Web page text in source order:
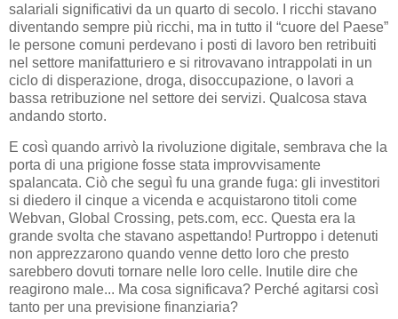
salariali significativi da un quarto di secolo. I ricchi stavano
diventando sempre più ricchi, ma in tutto il “cuore del Paese”
le persone comuni perdevano i posti di lavoro ben retribuiti
nel settore manifatturiero e si ritrovavano intrappolati in un
ciclo di disperazione, droga, disoccupazione, o lavori a
bassa retribuzione nel settore dei servizi. Qualcosa stava
andando storto.
E così quando arrivò la rivoluzione digitale, sembrava che la
porta di una prigione fosse stata improvvisamente
spalancata. Ciò che seguì fu una grande fuga: gli investitori
si diedero il cinque a vicenda e acquistarono titoli come
Webvan, Global Crossing, pets.com, ecc. Questa era la
grande svolta che stavano aspettando! Purtroppo i detenuti
non apprezzarono quando venne detto loro che presto
sarebbero dovuti tornare nelle loro celle. Inutile dire che
reagirono male... Ma cosa significava? Perché agitarsi così
tanto per una previsione finanziaria?